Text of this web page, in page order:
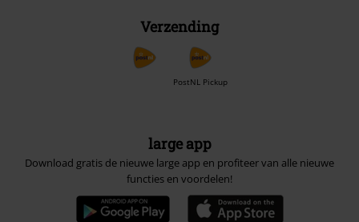
Verzending
PostNL Pickup
large app
Download gratis de nieuwe large app en profiteer van alle nieuwe
functies en voordelen!